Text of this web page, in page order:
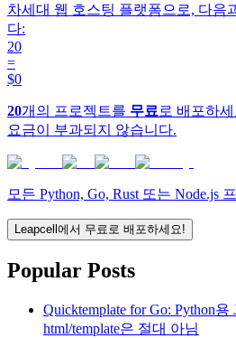
차세대 웹 호스팅 플랫폼으로, 다음
다:
20
=
$0
20개의 프로젝트를 무료 로 배포하
요금이 부과되지 않습니다.
모든 Python, Go, Rust 또는 Node.js
Leapcell에서 무료로 배포하세요!
Popular Posts
Quicktemplate for Go: Python
html/template은 절대 아님